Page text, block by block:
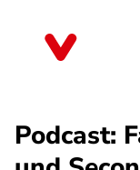
Podcast: